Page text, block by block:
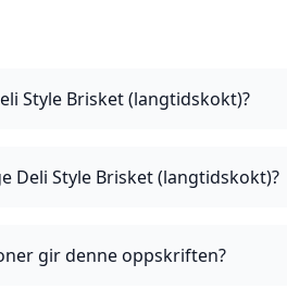
Style Brisket (langtidskokt)?
Deli Style Brisket (langtidskokt)?
gir denne oppskriften?